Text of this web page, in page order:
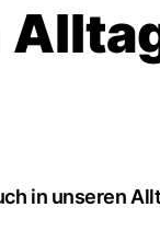
in unseren